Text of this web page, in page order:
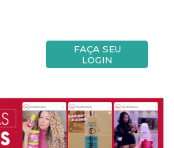
FAÇA SEU
LOGIN